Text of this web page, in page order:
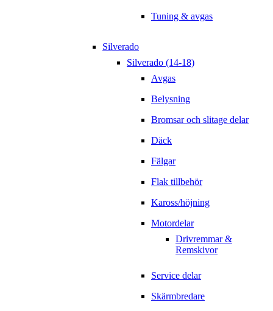
Tuning & avgas
Silverado
Silverado (14-18)
Avgas
Belysning
Bromsar och slitage delar
Däck
Fälgar
Flak tillbehör
Kaross/höjning
Motordelar
Drivremmar &
Remskivor
Service delar
Skärmbredare